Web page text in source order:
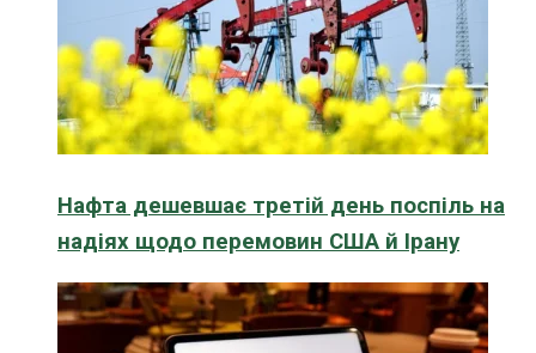
Нафта дешевшає третій день поспіль на
надіях щодо перемовин США й Ірану